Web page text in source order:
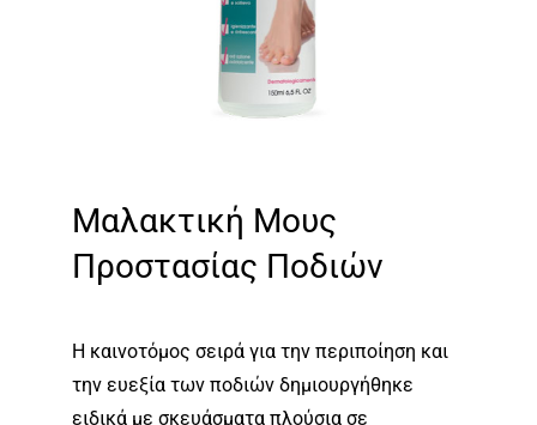
Μαλακτική Μους
Προστασίας Ποδιών
Η καινοτόμος σειρά για την περιποίηση και
την ευεξία των ποδιών δημιουργήθηκε
ειδικά με σκευάσματα πλούσια σε